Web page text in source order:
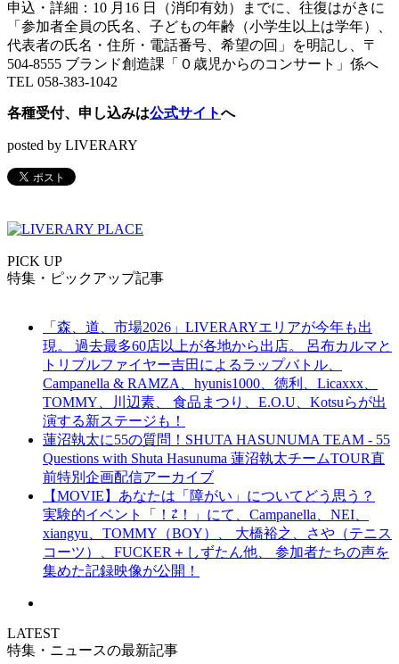
申込・詳細：10 月16 日（消印有効）までに、往復はがきに
「参加者全員の氏名、子どもの年齢（小学生以上は学年）、
代表者の氏名・住所・電話番号、希望の回」を明記し、〒
504-8555 ブランド創造課「０歳児からのコンサート」係へ
TEL 058-383-1042
各種受付、申し込みは公式サイトへ
posted by LIVERARY
PICK UP
特集・ピックアップ記事
「森、道、市場2026」LIVERARYエリアが今年も出
現。 過去最多60店以上が各地から出店。 呂布カルマと
トリプルファイヤー吉田によるラップバトル、
Campanella & RAMZA、hyunis1000、徳利、Licaxxx、
TOMMY、川辺素、 食品まつり、E.O.U、Kotsuらが出
演する新ステージも！
蓮沼執太に55の質問！SHUTA HASUNUMA TEAM - 55
Questions with Shuta Hasunuma 蓮沼執太チームTOUR直
前特別企画配信アーカイブ
【MOVIE】あなたは「障がい」についてどう思う？
実験的イベント「！⇄！」にて、Campanella、NEI、
xiangyu、TOMMY（BOY）、 大橋裕之、さや（テニス
コーツ）、FUCKER＋しずたん他、 参加者たちの声を
集めた記録映像が公開！
LATEST
特集・ニュースの最新記事